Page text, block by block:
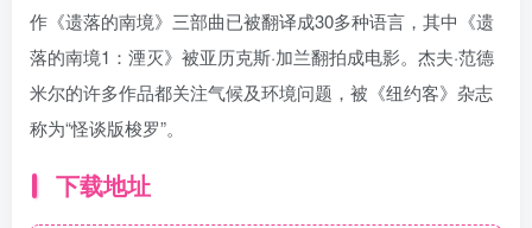
作《遗落的南境》三部曲已被翻译成30多种语言，其中《遗
落的南境1：湮灭》被亚历克斯·加兰翻拍成电影。杰夫·范德
米尔的许多作品都关注气候及环境问题，被《纽约客》杂志
称为“怪谈版梭罗”。
下载地址